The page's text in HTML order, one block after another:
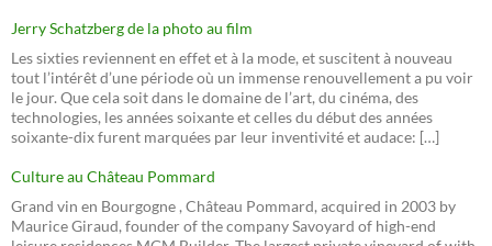
Jerry Schatzberg de la photo au film
Les sixties reviennent en effet et à la mode, et suscitent à nouveau
tout l’intérêt d’une période où un immense renouvellement a pu voir
le jour. Que cela soit dans le domaine de l’art, du cinéma, des
technologies, les années soixante et celles du début des années
soixante-dix furent marquées par leur inventivité et audace: […]
Culture au Château Pommard
Grand vin en Bourgogne , Château Pommard, acquired in 2003 by
Maurice Giraud, founder of the company Savoyard of high-end